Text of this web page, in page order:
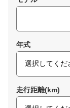
年式
走行距離(km)